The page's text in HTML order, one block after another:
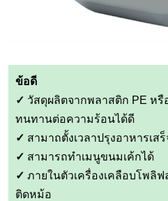
ข้อดี
✓ วัสดุผลิตจากพลาสติก PE หรื
ทนทานต่อความร้อนได้ดี
✓ สามาถตั้งเวลาปรุงอาหารเส
✓ สามารถทำเมนูขนมเค้กได้
✓ ภายในตัวเครื่องเคลือบโพลิ
ติดหม้อ